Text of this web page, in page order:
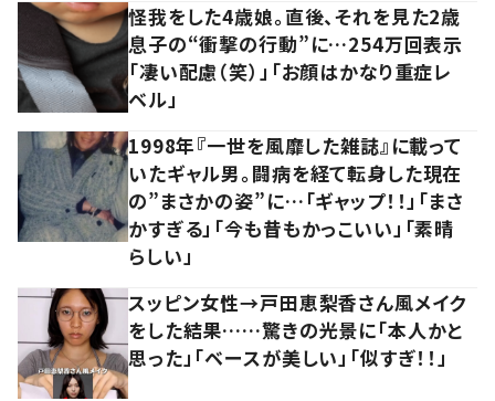
怪我をした4歳娘。直後、それを見た2歳
息子の“衝撃の行動”に…254万回表示
「凄い配慮（笑）」「お顔はかなり重症レ
ベル」
1998年『一世を風靡した雑誌』に載って
いたギャル男。闘病を経て転身した現在
の”まさかの姿”に…「ギャップ！！」「まさ
かすぎる」「今も昔もかっこいい」「素晴
らしい」
スッピン女性→戸田恵梨香さん風メイク
をした結果……驚きの光景に「本人かと
思った」「ベースが美しい」「似すぎ！！」